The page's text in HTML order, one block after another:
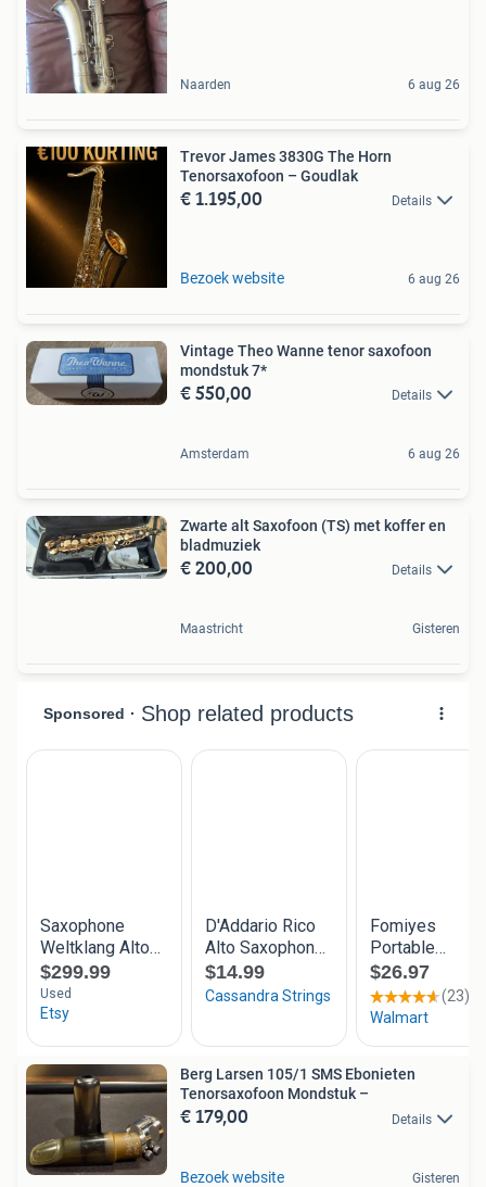
Naarden 6 aug 26
Trevor James 3830G The Horn
Tenorsaxofoon – Goudlak
€ 1.195,00 Details
Bezoek website 6 aug 26
Vintage Theo Wanne tenor saxofoon
mondstuk 7*
€ 550,00 Details
Amsterdam 6 aug 26
Zwarte alt Saxofoon (TS) met koffer en
bladmuziek
€ 200,00 Details
Maastricht Gisteren
Berg Larsen 105/1 SMS Ebonieten
Tenorsaxofoon Mondstuk –
€ 179,00 Details
Bezoek website Gisteren